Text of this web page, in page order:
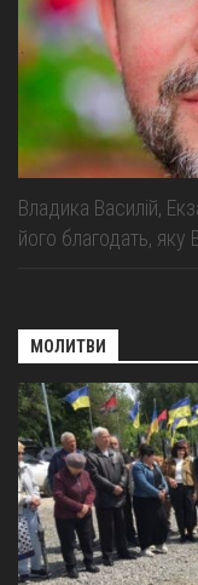
Владика Василій,
його благодать,
МОЛИТВИ